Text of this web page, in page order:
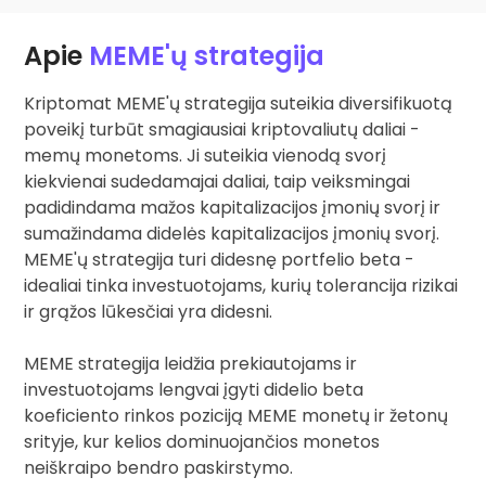
Apie MEME'ų strategija
Kriptomat MEME'ų strategija suteikia diversifikuotą
poveikį turbūt smagiausiai kriptovaliutų daliai -
memų monetoms. Ji suteikia vienodą svorį
kiekvienai sudedamajai daliai, taip veiksmingai
padidindama mažos kapitalizacijos įmonių svorį ir
sumažindama didelės kapitalizacijos įmonių svorį.
MEME'ų strategija turi didesnę portfelio beta -
idealiai tinka investuotojams, kurių tolerancija rizikai
ir grąžos lūkesčiai yra didesni.
MEME strategija leidžia prekiautojams ir
investuotojams lengvai įgyti didelio beta
koeficiento rinkos poziciją MEME monetų ir žetonų
srityje, kur kelios dominuojančios monetos
neiškraipo bendro paskirstymo.